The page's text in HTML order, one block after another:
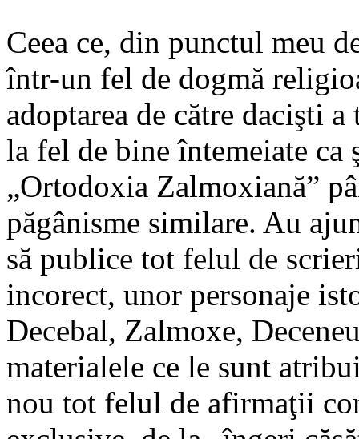
Ceea ce, din punctul meu
într-un fel de dogmă
adoptarea de către dacişti
la fel de bine întemeiate
„Ortodoxia Zalmoxiană”
păgânisme similare. Au
să publice tot felul de
incorect, unor personaje
Decebal, Zalmoxe,
materialele ce le sunt
nou tot felul de afirmaţii